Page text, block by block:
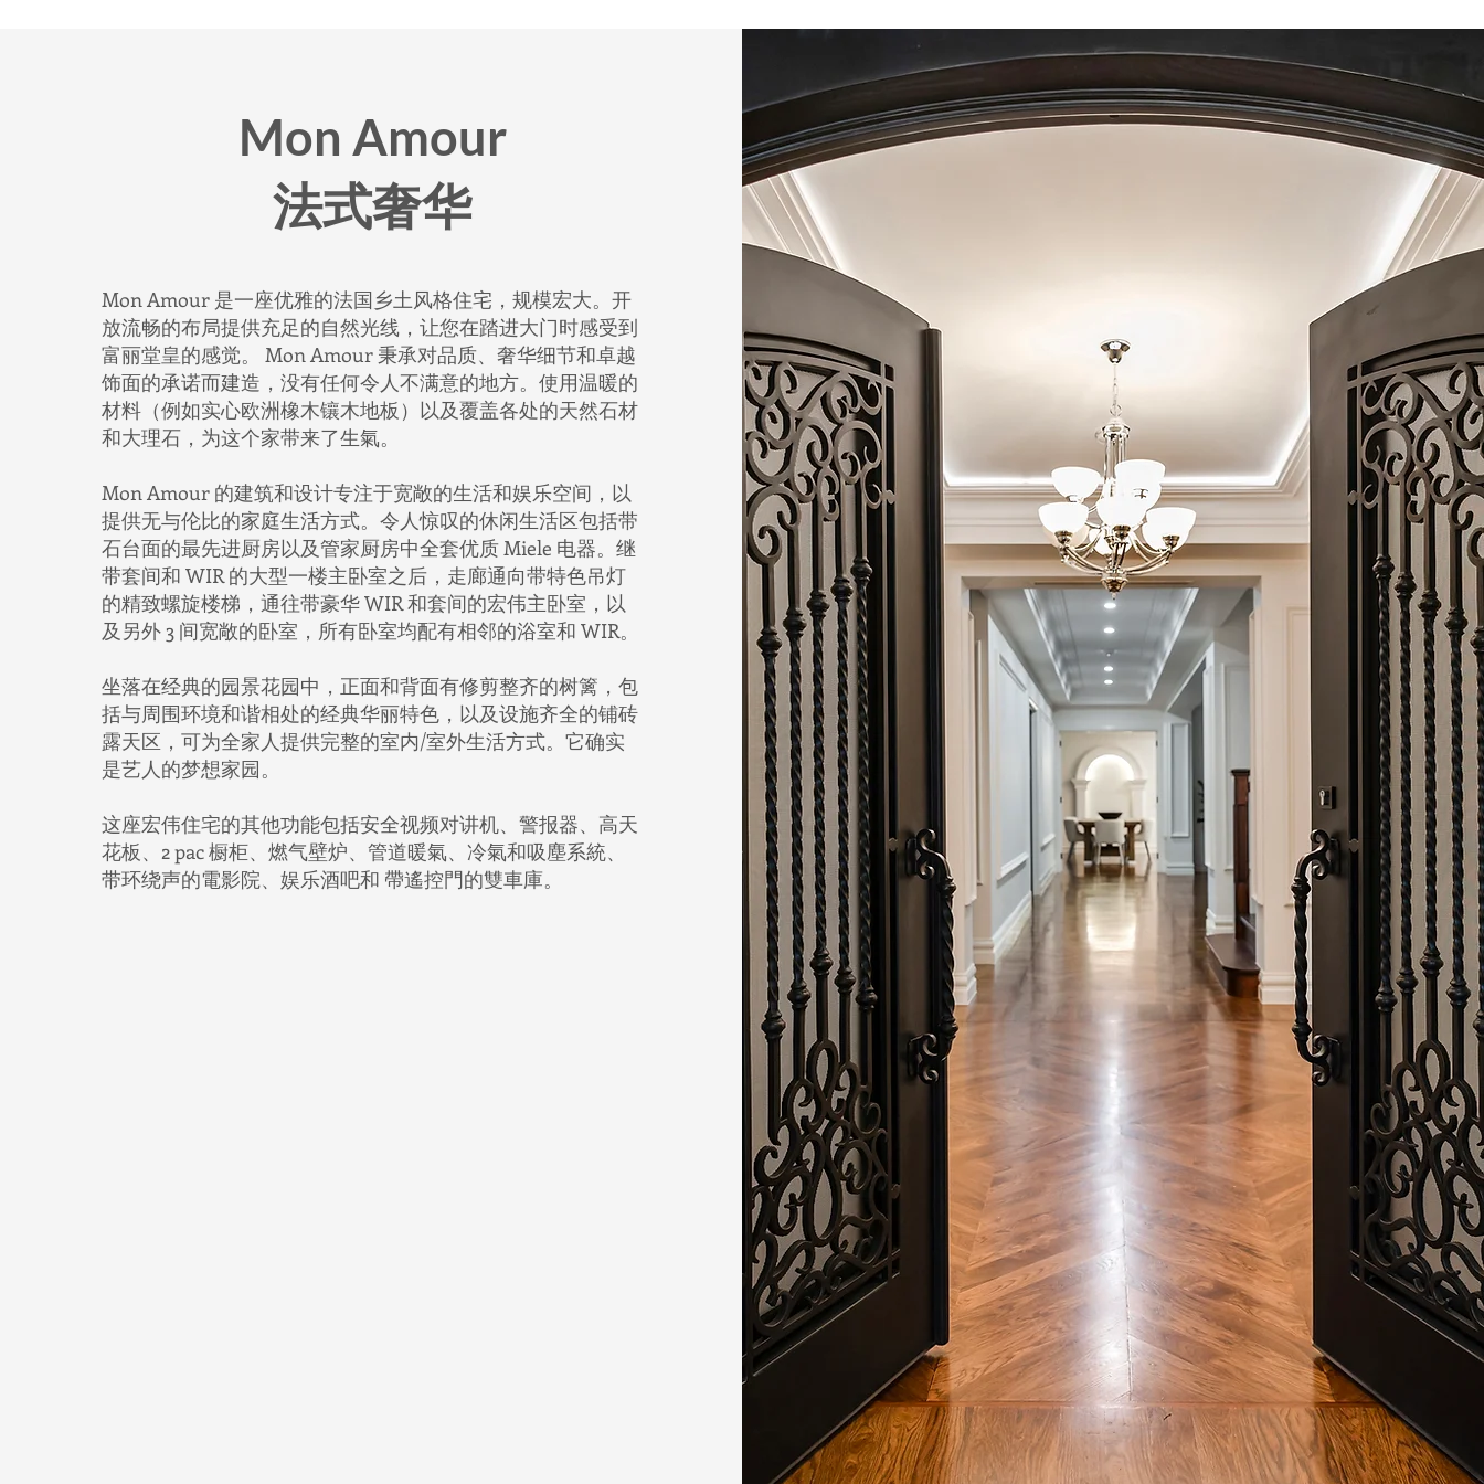
Mon Amour
法式奢华
Mon Amour 是一座优雅的法国乡土风格住宅，规模宏大。开
放流畅的布局提供充足的自然光线，让您在踏进大门时感受到
富丽堂皇的感觉。 Mon Amour 秉承对品质、奢华细节和卓越
饰面的承诺而建造，没有任何令人不满意的地方。使用温暖的
材料（例如实心欧洲橡木镶木地板）以及覆盖各处的天然石材
和大理石，为这个家带来了生氣。
Mon Amour 的建筑和设计专注于宽敞的生活和娱乐空间，以
提供无与伦比的家庭生活方式。令人惊叹的休闲生活区包括带
石台面的最先进厨房以及管家厨房中全套优质 Miele 电器。继
带套间和 WIR 的大型一楼主卧室之后，走廊通向带特色吊灯
的精致螺旋楼梯，通往带豪华 WIR 和套间的宏伟主卧室，以
及另外 3 间宽敞的卧室，所有卧室均配有相邻的浴室和 WIR。
坐落在经典的园景花园中，正面和背面有修剪整齐的树篱，包
括与周围环境和谐相处的经典华丽特色，以及设施齐全的铺砖
露天区，可为全家人提供完整的室内/室外生活方式。它确实
是艺人的梦想家园。
这座宏伟住宅的其他功能包括安全视频对讲机、警报器、高天
花板、2 pac 橱柜、燃气壁炉、管道暖氣、冷氣和吸塵系統、
带环绕声的電影院、娱乐酒吧和 帶遙控門的雙車庫。